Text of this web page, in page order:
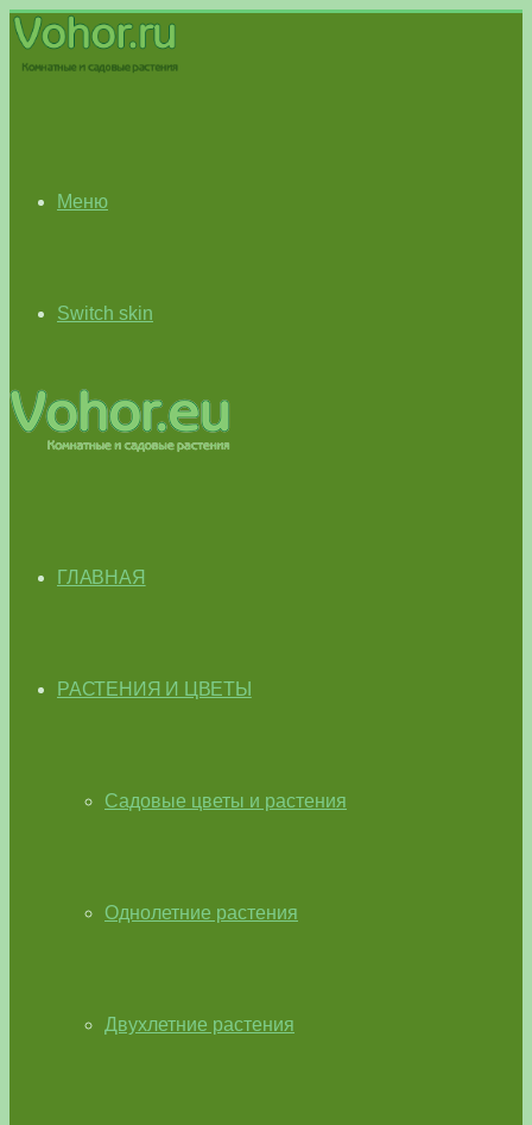
Меню
Switch skin
ГЛАВНАЯ
РАСТЕНИЯ И ЦВЕТЫ
Садовые цветы и растения
Однолетние растения
Двухлетние растения